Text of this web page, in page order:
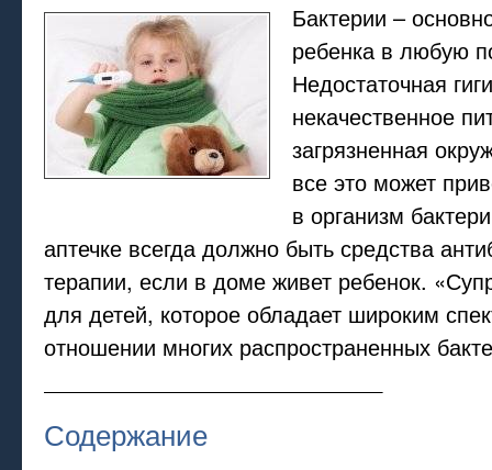
Бактерии –
ребенка в любую
Недостаточная
некачественное
загрязненная
все это может
в организм
аптечке всегда должно быть средства
терапии, если в доме живет ребенок.
для детей, которое обладает широким
отношении многих распространенных
Содержание